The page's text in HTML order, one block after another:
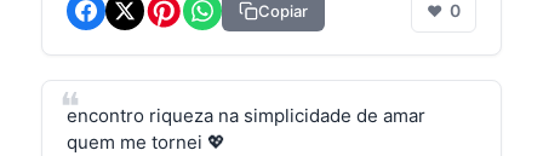
Copiar ❤ 0
encontro riqueza na simplicidade de amar
quem me tornei 💖